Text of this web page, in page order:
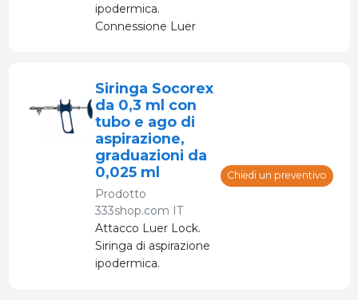
ipodermica.
Connessione Luer
tubo.
Siringa Socorex
da 0,3 ml con
tubo e ago di
aspirazione,
graduazioni da
0,025 ml
Prodotto
333shop.com IT
Attacco Luer Lock.
Siringa di aspirazione
ipodermica.
Chiedi un preventivo